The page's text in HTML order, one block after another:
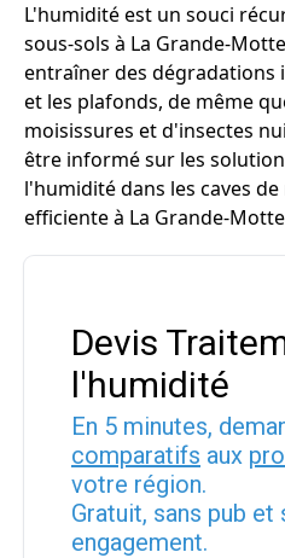
L'humidité est un souci
sous-sols à La Grande-
entraîner des dégradations
et les plafonds, de même
moisissures et d'insectes
être informé sur les
l'humidité dans les caves
efficiente à La Grande-
Devis
l'humidité
En 5 minutes,
comparatifs aux
votre région.
Gratuit, sans pub et
engagement.